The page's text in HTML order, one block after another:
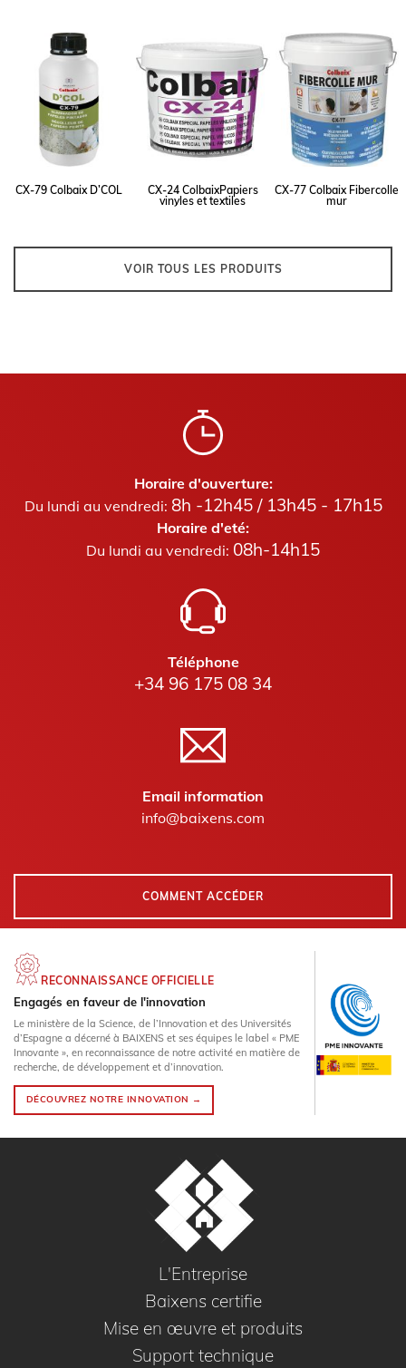
CX-79 Colbaix D’COL
CX-24 ColbaixPapiers
vinyles et textiles
CX-77 Colbaix Fibercolle
mur
VOIR TOUS LES PRODUITS
Horaire d'ouverture:
Du lundi au vendredi: 8h -12h45 / 13h45 - 17h15
Horaire d'eté:
Du lundi au vendredi: 08h-14h15
Téléphone
+34 96 175 08 34
Email information
info@baixens.com
COMMENT ACCÉDER
RECONNAISSANCE OFFICIELLE
Engagés en faveur de l'innovation
Le ministère de la Science, de l’Innovation et des Universités
d’Espagne a décerné à BAIXENS et ses équipes le label « PME
Innovante », en reconnaissance de notre activité en matière de
recherche, de développement et d’innovation.
DÉCOUVREZ NOTRE INNOVATION →
L'Entreprise
Baixens certifie
Mise en œuvre et produits
Support technique